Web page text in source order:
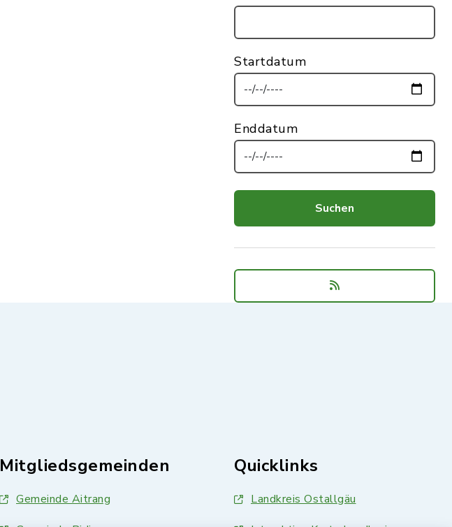
Startdatum
Enddatum
Mitgliedsgemeinden
Gemeinde Aitrang
Quicklinks
Landkreis Ostallgäu